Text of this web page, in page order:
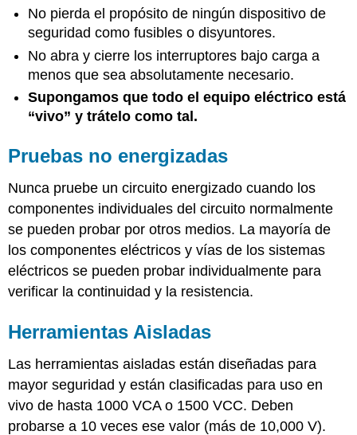
No pierda el propósito de ningún dispositivo de
seguridad como fusibles o disyuntores.
No abra y cierre los interruptores bajo carga a
menos que sea absolutamente necesario.
Supongamos que todo el equipo eléctrico está
“vivo” y trátelo como tal.
Pruebas no energizadas
Nunca pruebe un circuito energizado cuando los
componentes individuales del circuito normalmente
se pueden probar por otros medios. La mayoría de
los componentes eléctricos y vías de los sistemas
eléctricos se pueden probar individualmente para
verificar la continuidad y la resistencia.
Herramientas Aisladas
Las herramientas aisladas están diseñadas para
mayor seguridad y están clasificadas para uso en
vivo de hasta 1000 VCA o 1500 VCC. Deben
probarse a 10 veces ese valor (más de 10,000 V).